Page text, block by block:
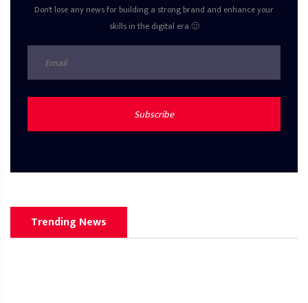
Don't lose any news for building a strong brand and enhance your
skills in the digital era 🙂
Subscribe
Trending News